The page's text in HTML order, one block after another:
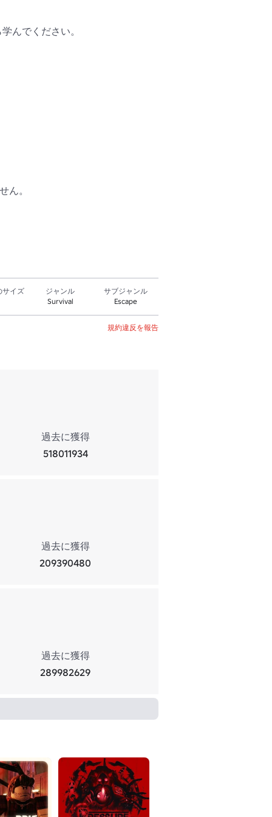
んでください。
ん。
サイズ
ジャンル
Survival
サブジャンル
Escape
規約違反を報告
過去に獲得
518011934
過去に獲得
209390480
過去に獲得
289982629